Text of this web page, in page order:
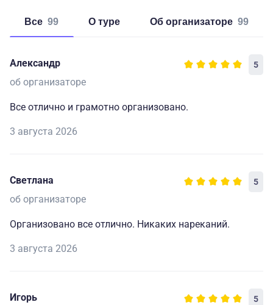
Все 99 о туре об организаторе 99
Александр 5
об организаторе
Все отлично и грамотно организовано.
3 августа 2026
Светлана 5
об организаторе
Организовано все отлично. Никаких нареканий.
3 августа 2026
Игорь 5